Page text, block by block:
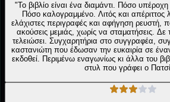
"Το βιβλίο είναι ένα διαμάντι. Πόσο υπέρoχη
Πόσο καλογραμμένο. Λιτός και απέριττος
ελάχιστες περιγραφές και αφήγηση ρευστή,
ακούσεις μεμιάς, χωρίς να σταματήσεις. Δε
τελειώσει. Συγχαρητήρια στο συγγραφέα,
καστανιώτη που έδωσαν την ευκαιρία σε
εκδοθεί. Περιμένω εναγωνίως κι άλλα του
στυλ που γράφει ο